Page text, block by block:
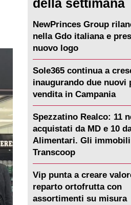
della settimana
NewPrinces Group
nella Gdo italiana e
nuovo logo
Sole365 continua a
inaugurando due nuovi
vendita in Campania
Spezzatino Realco: 11
acquistati da MD e 10
Alimentari. Gli
Transcoop
Vip punta a creare
reparto ortofrutta con
assortimenti su misura